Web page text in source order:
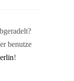
benutze
!